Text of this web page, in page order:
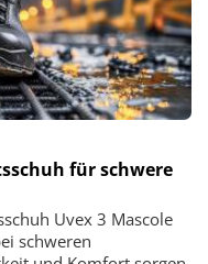
für schwere
Uvex 3 Mascole
schweren